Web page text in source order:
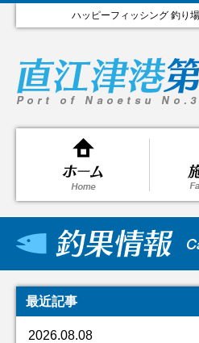
ハッピーフィッシング 釣り
最近記事
2026.08.08